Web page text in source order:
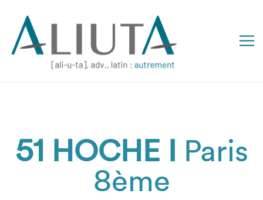
51 HOCHE I Paris
8ème